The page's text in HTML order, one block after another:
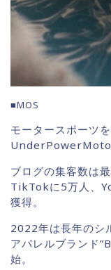
■MOS
モータースポーツ
ブログの集客数は
TikTokに5万人、
獲得。
2022年は長年のシ
アパレルブランド
始。